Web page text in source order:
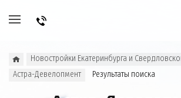
Новостройки Екатеринбурга и
Астра-Девелопмент
Результаты поиска